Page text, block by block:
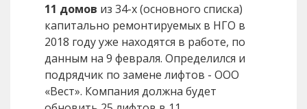
11 домов из 34-х (основного списка)
капитально ремонтируемых в НГО в
2018 году уже находятся в работе, по
данным на 9 февраля. Определился и
подрядчик по замене лифтов - ООО
«Вест». Компания должна будет